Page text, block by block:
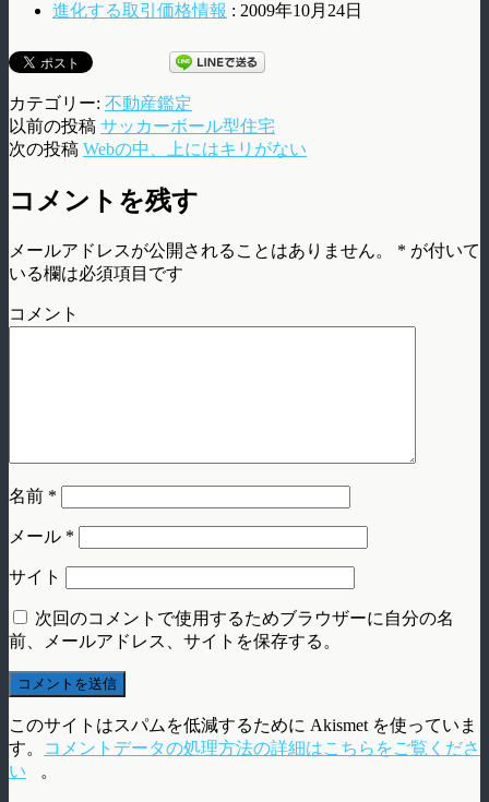
進化する取引価格情報 : 2009年10月24日
カテゴリー: 不動産鑑定
以前の投稿 サッカーボール型住宅
次の投稿 Webの中、上にはキリがない
コメントを残す
メールアドレスが公開されることはありません。 * が付いて
いる欄は必須項目です
コメント
名前 *
メール *
サイト
次回のコメントで使用するためブラウザーに自分の名
前、メールアドレス、サイトを保存する。
このサイトはスパムを低減するために Akismet を使っていま
す。
コメントデータの処理方法の詳細はこちらをご覧くださ
い
。